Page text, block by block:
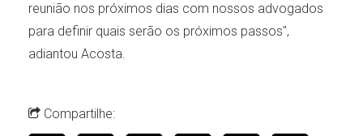
reunião nos próximos dias com nossos advogados
para definir quais serão os próximos passos",
adiantou Acosta.
Compartilhe: